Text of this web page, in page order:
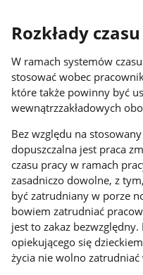
Rozkłady
W ramach systemów
stosować wobec
które także powinny być
wewnątrzzakładowych
Bez względu na
dopuszczalna jest praca
czasu pracy w ramach
zasadniczo dowolne, z
być zatrudniany w porze
bowiem zatrudniać
jest to zakaz
opiekującego się
życia nie wolno